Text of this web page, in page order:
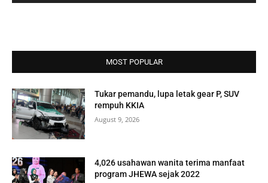
MOST POPULAR
Tukar pemandu, lupa letak gear P, SUV
rempuh KKIA
August 9, 2026
4,026 usahawan wanita terima manfaat
program JHEWA sejak 2022